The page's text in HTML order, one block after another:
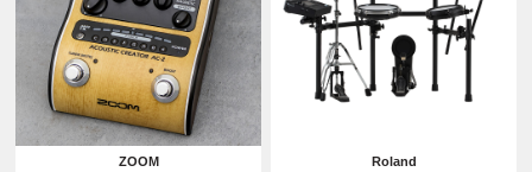
ZOOM
Roland